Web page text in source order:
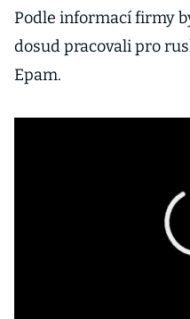
Podle informací firmy
dosud pracovali pro
Epam.